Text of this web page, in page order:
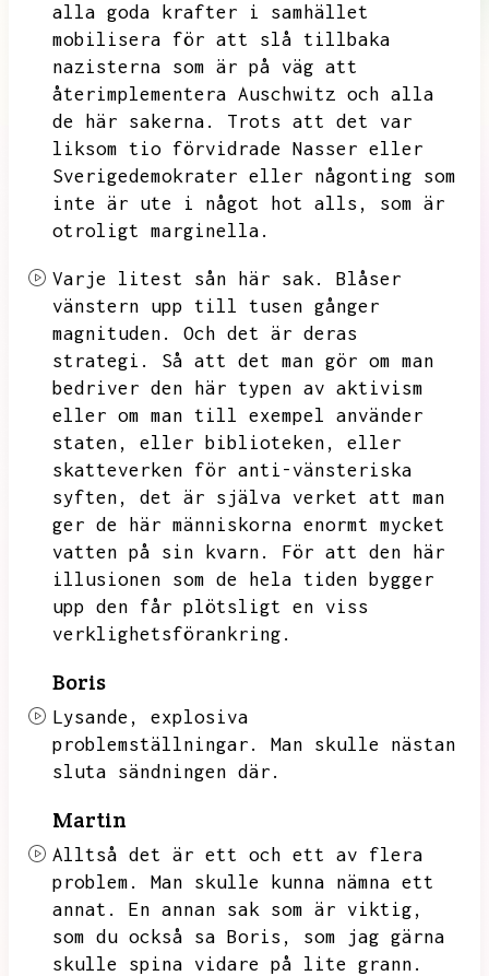
alla goda krafter i samhället
mobilisera för att slå tillbaka
nazisterna som är på väg att
återimplementera Auschwitz och alla
de här sakerna.
Trots att det var
liksom tio förvidrade Nasser eller
Sverigedemokrater eller någonting som
inte är ute i något hot alls,
som är
otroligt marginella.
Varje litest sån här sak.
Blåser
vänstern upp till tusen gånger
magnituden.
Och det är deras
strategi.
Så att det man gör om man
bedriver den här typen av aktivism
eller om man till exempel använder
staten,
eller biblioteken,
eller
skatteverken för anti-vänsteriska
syften,
det är själva verket att man
ger de här människorna enormt mycket
vatten på sin kvarn.
För att den här
illusionen som de hela tiden bygger
upp den får plötsligt en viss
verklighetsförankring.
Boris
Lysande,
explosiva
problemställningar.
Man skulle nästan
sluta sändningen där.
Martin
Alltså det är ett och ett av flera
problem.
Man skulle kunna nämna ett
annat.
En annan sak som är viktig,
som du också sa Boris,
som jag gärna
skulle spina vidare på lite grann.